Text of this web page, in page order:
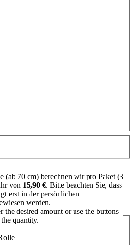
(ab 70 cm) berechnen wir pro Paket (3
von 15,90 €. Bitte beachten Sie, dass
erst in der persönlichen
werden.
the desired amount or use the buttons
quantity.